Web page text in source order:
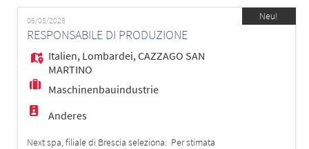
ricevimento merci e si occuperà di: - Ricezione e
controllo della merce in entrata; - Verifica della
conformità dei colli e della documen
06/08/2026
RESPONSABILE DI PRODUZIONE
Italien, Lombardei,CAZZAGO SAN
MARTINO
Maschinenbauindustrie
Anderes
Next spa, filiale di Brescia seleziona: Per stimata
Neu!